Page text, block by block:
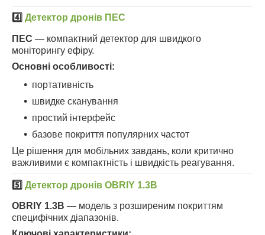
4️⃣ Детектор дронів ПЕС
ПЕС — компактний детектор для швидкого
моніторингу ефіру.
Основні особливості:
портативність
швидке сканування
простий інтерфейс
базове покриття популярних частот
Це рішення для мобільних завдань, коли критично
важливими є компактність і швидкість реагування.
5️⃣ Детектор дронів OBRIY 1.3B
OBRIY 1.3B — модель з розширеним покриттям
специфічних діапазонів.